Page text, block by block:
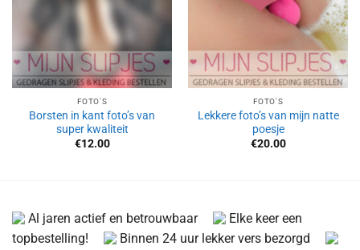
FOTO'S
Borsten in kant foto’s van
super kwaliteit
€12.00
FOTO'S
Lekkere foto’s van mijn natte
poesje
€20.00
Al jaren actief en betrouwbaar
Elke keer een
topbestelling!
Binnen 24 uur lekker vers bezorgd